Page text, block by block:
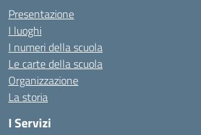
Presentazione
I luoghi
I numeri della scuola
Le carte della scuola
Organizzazione
La storia
I Servizi